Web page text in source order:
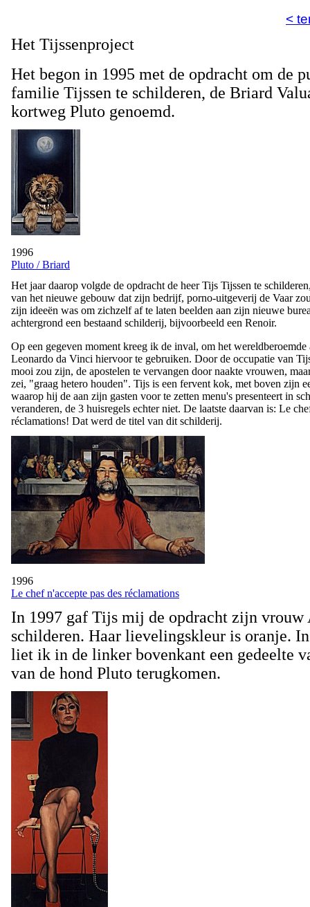
<
Het Tijssenproject
Het begon in 1995 met de opdracht om de
familie Tijssen te schilderen, de Briard
kortweg Pluto genoemd.
1996
Pluto / Briard
Het jaar daarop volgde de opdracht de heer Tijs Tijssen te
van het nieuwe gebouw dat zijn bedrijf, porno-uitgeverij de Vaar
zijn ideeën was om zichzelf af te laten beelden aan zijn nieuwe
achtergrond een bestaand schilderij, bijvoorbeeld een Renoir.
Op een gegeven moment kreeg ik de inval, om het wereldberoemde
Leonardo da Vinci hiervoor te gebruiken. Door de occupatie van
mooi zou zijn, de apostelen te vervangen door naakte vrouwen,
zei, "graag hetero houden". Tijs is een fervent kok, met boven zijn
waarop hij de aan zijn gasten voor te zetten menu's presenteert in
veranderen, de 3 huisregels echter niet. De laatste daarvan is: Le
réclamations! Dat werd de titel van dit schilderij.
1996
Le chef n'accepte pas des réclamations
In 1997 gaf Tijs mij de opdracht zijn vrouw
schilderen. Haar lievelingskleur is oranje.
liet ik in de linker bovenkant een gedeelte
van de hond Pluto terugkomen.